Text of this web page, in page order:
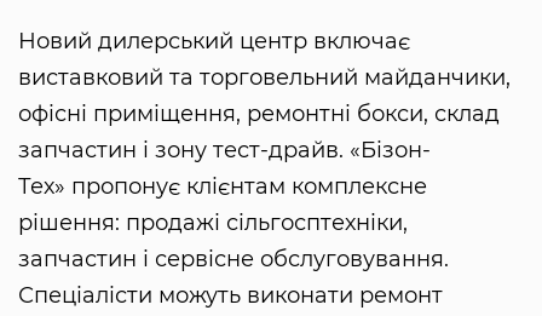
Новий дилерський центр включає
виставковий та торговельний майданчики,
офісні приміщення, ремонтні бокси, склад
запчастин і зону тест-драйв. «Бізон-
Тех» пропонує клієнтам комплексне
рішення: продажі сільгосптехніки,
запчастин і сервісне обслуговування.
Спеціалісти можуть виконати ремонт